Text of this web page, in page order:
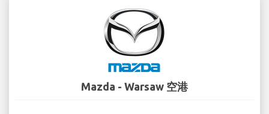
Mazda - Warsaw 空港